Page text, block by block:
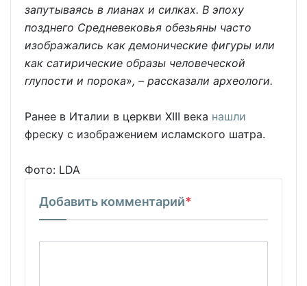
запутываясь в лианах и силках. В эпоху
позднего Средневековья обезьяны часто
изображались как демонические фигуры или
как сатирические образы человеческой
глупости и порока», – рассказали археологи.
Ранее в Италии в церкви XIII века нашли
фреску с изображением исламского шатра.
Фото: LDA
Добавить комментарий*